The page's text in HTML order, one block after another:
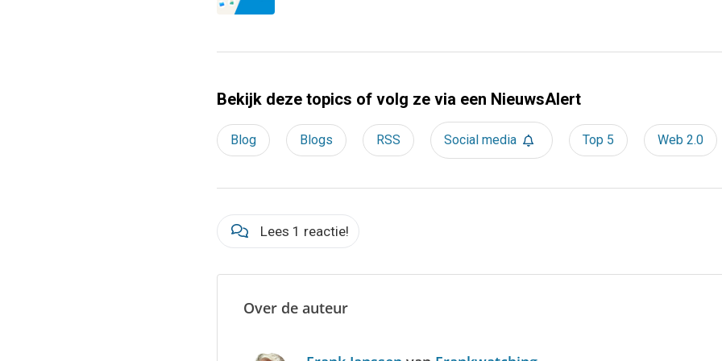
Bekijk deze topics of volg ze via een NieuwsAlert
Blog Blogs RSS Social media Top 5 Web 2.0
Lees 1 reactie!
Over de auteur